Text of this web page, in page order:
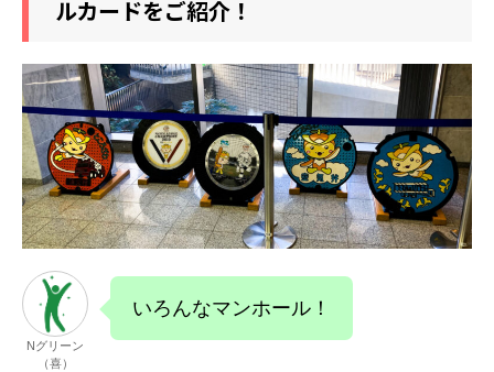
ルカードをご紹介！
Nグリーン
（喜）
いろんなマンホール！